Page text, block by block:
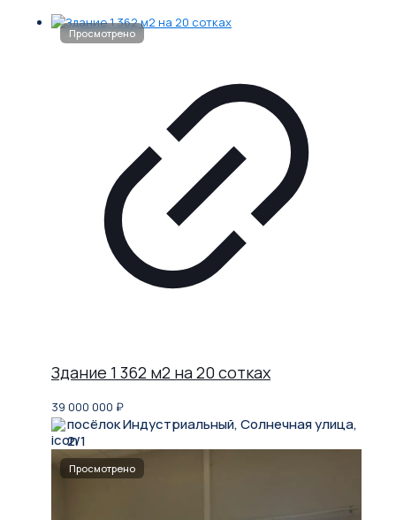
Здание 1 362 м2 на 20 сотках
39 000 000 ₽
посёлок Индустриальный, Солнечная улица,
2/1